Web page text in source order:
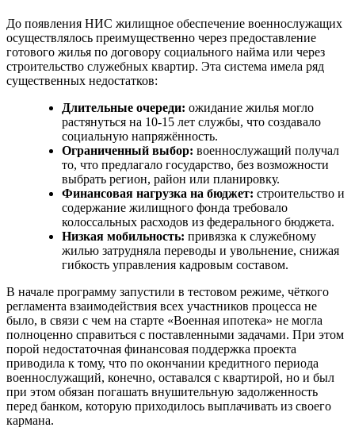
До появления НИС жилищное обеспечение военнослужащих
осуществлялось преимущественно через предоставление
готового жилья по договору социального найма или через
строительство служебных квартир. Эта система имела ряд
существенных недостатков:
Длительные очереди: ожидание жилья могло
растянуться на 10-15 лет службы, что создавало
социальную напряжённость.
Ограниченный выбор: военнослужащий получал
то, что предлагало государство, без возможности
выбрать регион, район или планировку.
Финансовая нагрузка на бюджет: строительство и
содержание жилищного фонда требовало
колоссальных расходов из федерального бюджета.
Низкая мобильность: привязка к служебному
жилью затрудняла переводы и увольнение, снижая
гибкость управления кадровым составом.
В начале программу запустили в тестовом режиме, чёткого
регламента взаимодействия всех участников процесса не
было, в связи с чем на старте «Военная ипотека» не могла
полноценно справиться с поставленными задачами. При этом
порой недостаточная финансовая поддержка проекта
приводила к тому, что по окончании кредитного периода
военнослужащий, конечно, оставался с квартирой, но и был
при этом обязан погашать внушительную задолженность
перед банком, которую приходилось выплачивать из своего
кармана.